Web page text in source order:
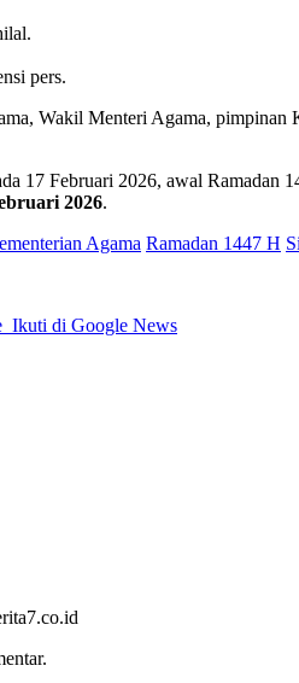
pers.
Wakil Menteri Agama,
17 Februari 2026, awal Ramadan
2026.
Agama Ramadan 1447 H
Ikuti di Google News